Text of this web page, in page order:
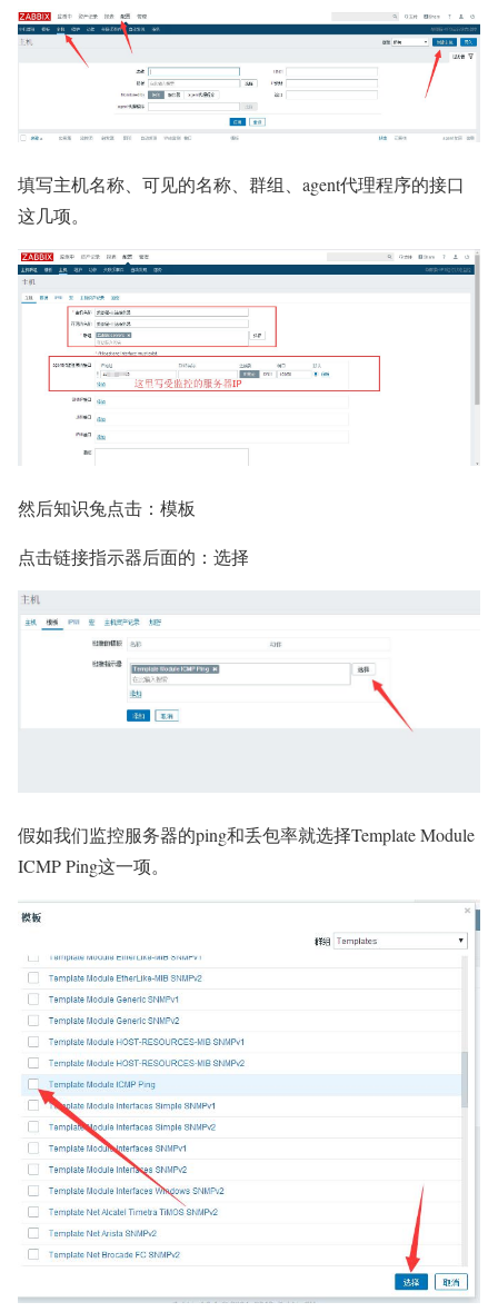
填写主机名称、可见的名称、群组、agent代理程序的接口
这几项。
然后知识兔点击：模板
点击链接指示器后面的：选择
假如我们监控服务器的ping和丢包率就选择Template Module
ICMP Ping这一项。